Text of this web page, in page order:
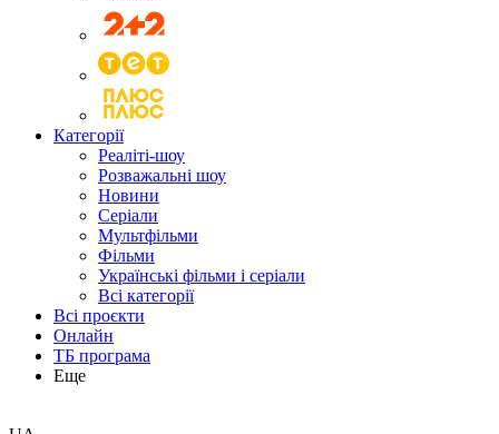
Категорії
Реаліті-шоу
Розважальні шоу
Новини
Серіали
Мультфільми
Фільми
Українські фільми і серіали
Всі категорії
Всі проєкти
Онлайн
ТБ програма
Еще